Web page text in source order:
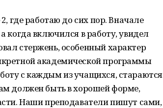
где работаю до сих пор. Вначале
когда включился в работу, увидел
стержень, особенный характер
академической программы
с каждым из учащихся, стараются
должен быть в хорошей форме,
Наши преподаватели пишут сами,